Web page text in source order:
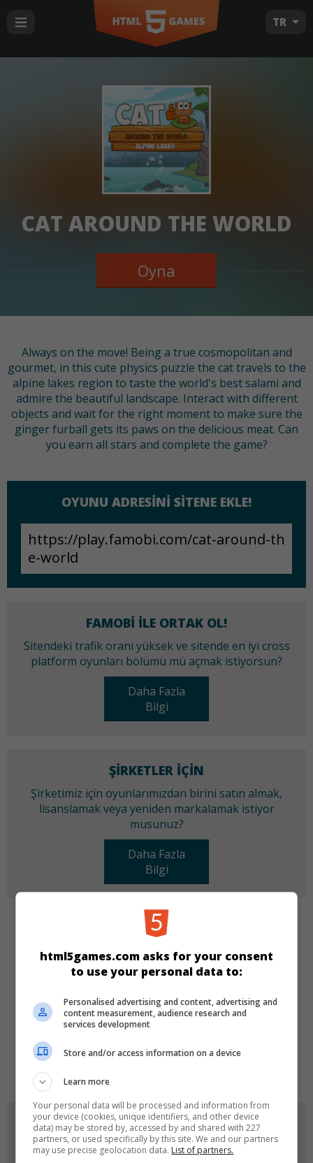
TR
CAT AROUND THE WORLD
Oyna
Always on the move! Being a true cosmopolitan and
gourmet, in this cute physics puzzle the cat travels to the
alpine lakes region to taste the world's best salami and
admire the beautiful landscape. Interact with different
objects and wait for the right moment to make sure the
ginger furball gets its paws on the delicious meat. Can
you earn all stars and complete the game?
OYUNU ADRESINI SITENE EKLE!
FAMOBI ILE ORTAK OL!
Sitendeki trafik oranı yüksek ve sitende en iyi cross
platform oyunları bölümü mü açmak istiyorsun?
Daha Fazla
Bilgi
ŞIRKETLER IÇIN
Şirketimiz için oyunlarımızdan birini satın almak,
lisanslamak veya yeniden markalamak istiyor
musunuz?
Daha Fazla
Bilgi
KATEGORILER
Zeka
DILLER
OYUN RESIMLERI
html5games.com asks for your consent
to use your personal data to:
Personalised advertising and content, advertising and
content measurement, audience research and
services development
Store and/or access information on a device
Learn more
Your personal data will be processed and information from
your device (cookies, unique identifiers, and other device
data) may be stored by, accessed by and shared with 227
partners, or used specifically by this site. We and our partners
may use precise geolocation data. List of partners.